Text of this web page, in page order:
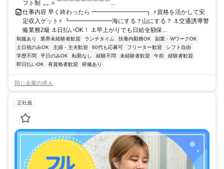
フト制 .｡｡.⭐ ￣￣￣￣￣￣￣￣￣...
仕事内容 早く終わったら ━━━━━━━━━┓ ⚡資格を活かして安
定収入ゲット⚡ ┗━━━━━━━海にする？山にする？ ⚓交通誘導警
備業務2級 ⚓日払いOK！ ⚓早上がりでも日給全額保...
制服あり 業界未経験者歓迎 ランチタイム 扶養内勤務OK
副業・WワークOK
土日祝のみOK
主婦・主夫歓迎 60代も応募可 フリーター歓迎
シフト自由
学歴不問
平日のみOK 転勤なし 経験不問 未経験者歓迎 午前
経験者歓迎
即日払いOK
有資格者歓迎 研修あり
同じ企業の求人
正社員